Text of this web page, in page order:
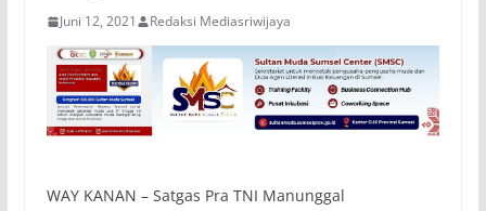
Juni 12, 2021 Redaksi Mediasriwijaya
WAY KANAN – Satgas Pra TNI Manunggal